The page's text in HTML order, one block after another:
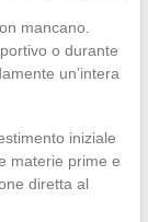
mancano.
o durante
un’intera
iniziale
materie prime e
diretta al